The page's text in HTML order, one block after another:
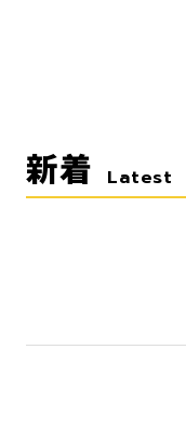
新着 Latest